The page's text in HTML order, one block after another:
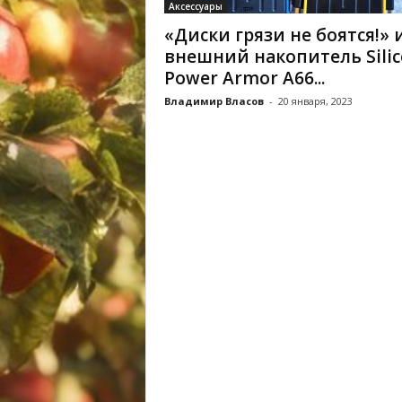
Аксессуары
«Диски грязи не боятся!»
внешний накопитель
Power Armor A66...
Владимир Власов - 20 января, 2023